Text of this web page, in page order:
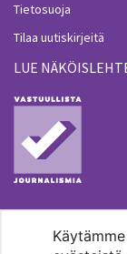
Tietosuoja
Tilaa uutiskirjeitä
LUE